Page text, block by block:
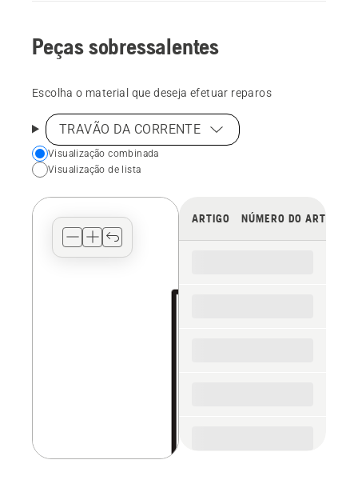
Peças sobressalentes
Escolha o material que deseja efetuar reparos
TRAVÃO DA CORRENTE
Choose
your
view
Visualização combinada
Visualização de lista
ARTIGO NÚMERO DO ARTIGO